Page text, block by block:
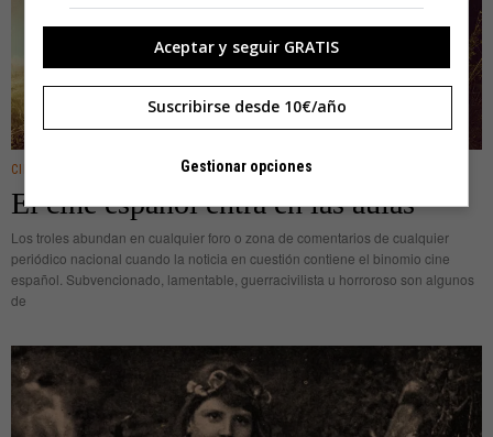
CINE/TV
El cine español entra en las aulas
Los troles abundan en cualquier foro o zona de comentarios de cualquier
periódico nacional cuando la noticia en cuestión contiene el binomio cine
español. Subvencionado, lamentable, guerracivilista u horroroso son algunos
de
Aceptar y seguir GRATIS
Suscribirse desde 10€/año
Gestionar opciones